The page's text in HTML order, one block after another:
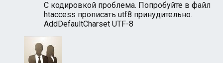
С кодировкой проблема. Попробуйте в файл
htaccess прописать utf8 принудительно.
AddDefaultCharset UTF-8